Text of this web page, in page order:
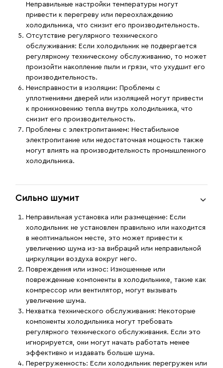
Неправильные настройки температуры могут
привести к перегреву или переохлаждению
холодильника, что снизит его производительность.
Отсутствие регулярного технического
обслуживания: Если холодильник не подвергается
регулярному техническому обслуживанию, то может
произойти накопление пыли и грязи, что ухудшит его
производительность.
Неисправности в изоляции: Проблемы с
уплотнениями дверей или изоляцией могут привести
к проникновению тепла внутрь холодильника, что
снизит его производительность.
Проблемы с электропитанием: Нестабильное
электропитание или недостаточная мощность также
могут влиять на производительность промышленного
холодильника.
Сильно шумит
Неправильная установка или размещение: Если
холодильник не установлен правильно или находится
в неоптимальном месте, это может привести к
увеличению шума из-за вибраций или неправильной
циркуляции воздуха вокруг него.
Повреждения или износ: Изношенные или
поврежденные компоненты в холодильнике, такие как
компрессор или вентилятор, могут вызывать
увеличение шума.
Нехватка технического обслуживания: Некоторые
компоненты холодильника могут требовать
регулярного технического обслуживания. Если это
игнорируется, они могут начать работать менее
эффективно и издавать больше шума.
Перегруженность: Если холодильник перегружен или